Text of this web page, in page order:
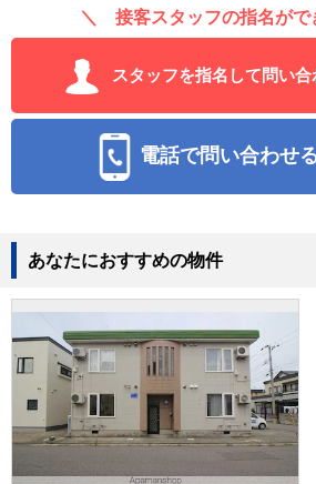
＼ 接客スタッフの指名が
スタッフを指名して問い合
電話で問い合わせ
あなたにおすすめの物件